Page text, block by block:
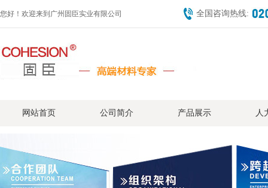
您好！欢迎来到广州固臣实业有限公司 全国咨询热线:
网站首页 公司简介 产品展示 人